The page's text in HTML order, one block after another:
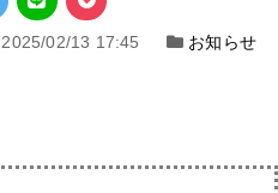
2025/02/13 17:45 お知らせ